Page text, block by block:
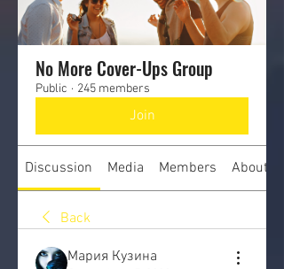
No More Cover-Ups Group
Public · 245 members
Join
Discussion Media Members About
Back
Мария Кузина